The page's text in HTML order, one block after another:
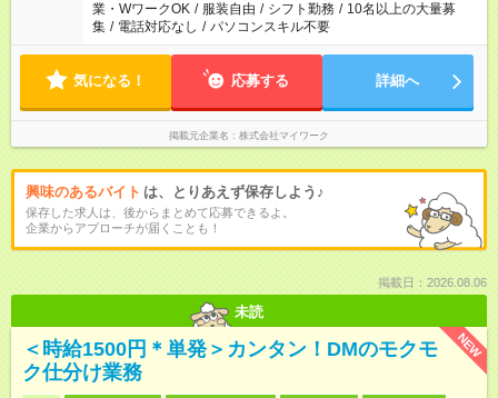
業・WワークOK / 服装自由 / シフト勤務 / 10名以上の大量募
集 / 電話対応なし / パソコンスキル不要
気になる！ 応募する 詳細へ
掲載元企業名 株式会社マイワーク
興味のあるバイト は、とりあえず保存しよう♪
保存した求人は、後からまとめて応募できるよ。
企業からアプローチが届くことも！
掲載日：2026.08.06
未読
NEW
＜時給1500円＊単発＞カンタン！DMのモクモ
ク仕分け業務